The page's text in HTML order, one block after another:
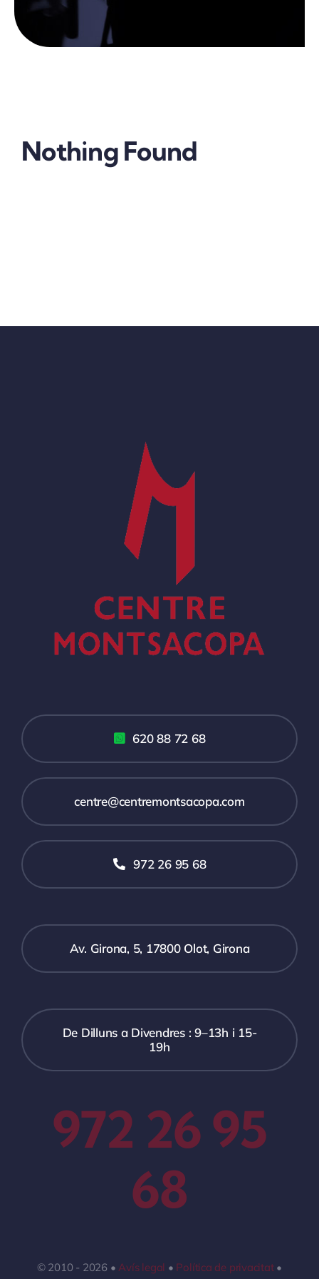
Nothing Found
620 88 72 68
centre@centremontsacopa.com
972 26 95 68
Av. Girona, 5, 17800 Olot, Girona
De Dilluns a Divendres : 9–13h i 15-
19h
972 26 95
68
© 2010 - 2026 • Avís legal • Política de privacitat•